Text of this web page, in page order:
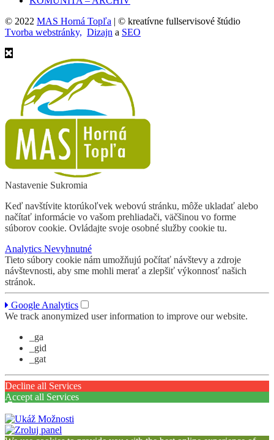
© 2022 MAS Horná Topľa | © kreatívne fullservisové štúdio
Tvorba webstránky, Dizajn a SEO
Nastavenie Sukromia
Keď navštívite ktorúkoľvek webovú stránku, môže ukladať alebo
načítať informácie vo vašom prehliadači, väčšinou vo forme
súborov cookie. Ovládajte svoje osobné služby cookie tu.
Analytics Nevyhnutné
Tieto súbory cookie nám umožňujú počítať návštevy a zdroje
návštevnosti, aby sme mohli merať a zlepšiť výkonnosť našich
stránok.
Google Analytics
We track anonymized user information to improve our website.
_ga
_gid
_gat
Decline all Services
Accept all Services